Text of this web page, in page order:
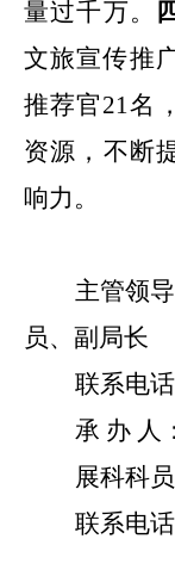
量过千万。
文旅宣传推
推荐官21名
资源，不断
响力。
主管领
员、副局长
联系电话
承 办 人
展科科员
联系电话